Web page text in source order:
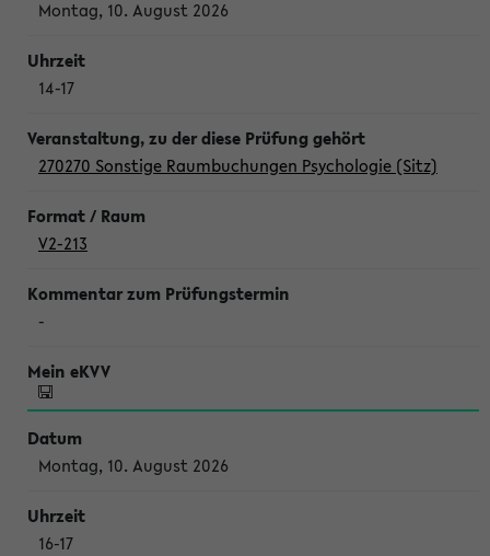
Montag, 10. August 2026
14-17
270270 Sonstige Raumbuchungen Psychologie (Sitz)
V2-213
-
Montag, 10. August 2026
16-17